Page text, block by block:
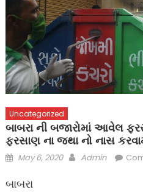
Uncategorized
બાબરા ની બજારોમાં આવેલ
ફરસાણ ના જથા નો નાસ
Posted
May 6, 2020 Author
Admin
બાબરા